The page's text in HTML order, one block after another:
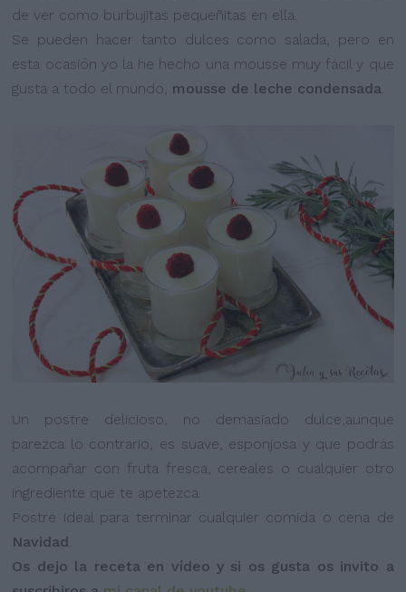
de ver como burbujitas pequeñitas en ella.
Se pueden hacer tanto dulces como salada, pero en
esta ocasión yo la he hecho una mousse muy fácil y que
gusta a todo el mundo, mousse de leche condensada.
Un postre delicioso, no demasiado dulce,aunque
parezca lo contrario, es suave, esponjosa y que podrás
acompañar con fruta fresca, cereales o cualquier otro
ingrediente que te apetezca.
Postre ideal para terminar cualquier comida o cena de
Navidad
Os dejo la receta en vídeo y si os gusta os invito a